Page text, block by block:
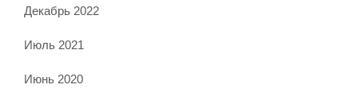
Декабрь 2022
Июль 2021
Июнь 2020